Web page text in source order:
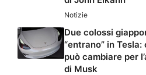
Notizie
Due colossi
“entrano” in Tesla:
può cambiare per
di Musk